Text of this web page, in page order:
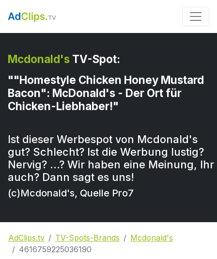
Mcdonald's TV-Spot:
""Homestyle Chicken Honey Mustard
Bacon": McDonald's - Der Ort für
Chicken-Liebhaber!"
Ist dieser Werbespot von Mcdonald's
gut? Schlecht? Ist die Werbung lustig?
Nervig? …? Wir haben eine Meinung, Ihr
auch? Dann sagt es uns!
(c)Mcdonald's, Quelle Pro7
AdClips.tv TV-Spots-Brands
Mcdonald's
4616759225036190